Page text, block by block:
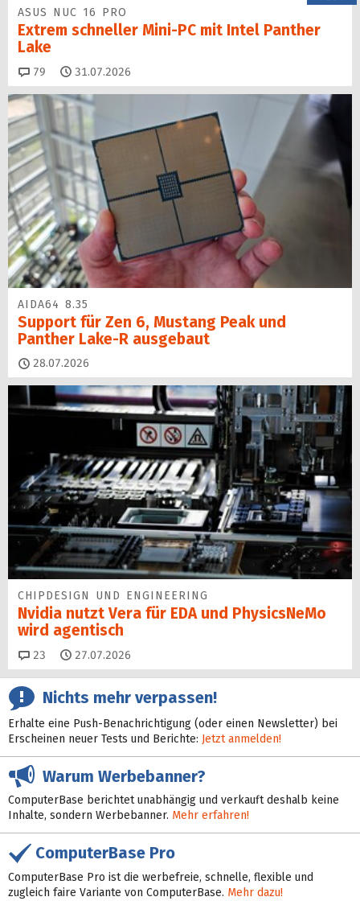
ASUS NUC 16 PRO
Extrem schneller Mini-PC mit Intel Panther
Lake
79 Kommentare
31.07.2026
AIDA64 8.35
Support für Zen 6, Mustang Peak und
Panther Lake-R ausgebaut
28.07.2026
CHIPDESIGN UND ENGINEERING
Nvidia nutzt Vera für EDA und PhysicsNeMo
wird agentisch
23 Kommentare
27.07.2026
Nichts mehr verpassen!
Erhalte eine Push-Benachrichtigung (oder einen Newsletter) bei
Erscheinen neuer Tests und Berichte: Jetzt anmelden!
Warum Werbebanner?
ComputerBase berichtet unabhängig und verkauft deshalb keine
Inhalte, sondern Werbebanner. Mehr erfahren!
ComputerBase Pro
ComputerBase Pro ist die werbefreie, schnelle, flexible und
zugleich faire Variante von ComputerBase. Mehr dazu!